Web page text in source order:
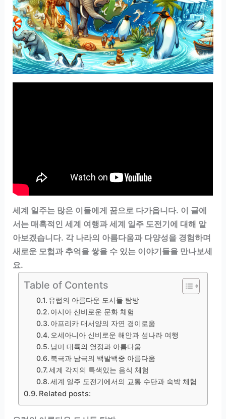
세계 일주는 많은 이들에게 꿈으로 다가옵니다. 이 글에
서는 매혹적인 세계 여행과 세계 일주 도전기에 대해 알
아보겠습니다. 각 나라의 아름다움과 다양성을 경험하며
새로운 모험과 추억을 쌓을 수 있는 이야기들을 만나보세
요.
Table of Contents
유럽의 아름다운 도시들 탐방
아시아 신비로운 문화 체험
아프리카 대서양의 자연 경이로움
오세아니아 신비로운 해안과 섬나라 여행
남미 대륙의 열정과 아름다움
북극과 남극의 백발백중 아름다움
세계 각지의 특색있는 음식 체험
세계 일주 도전기에서의 교통 수단과 숙박 체험
Related posts: